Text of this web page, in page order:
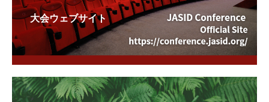
大会ウェブサイト